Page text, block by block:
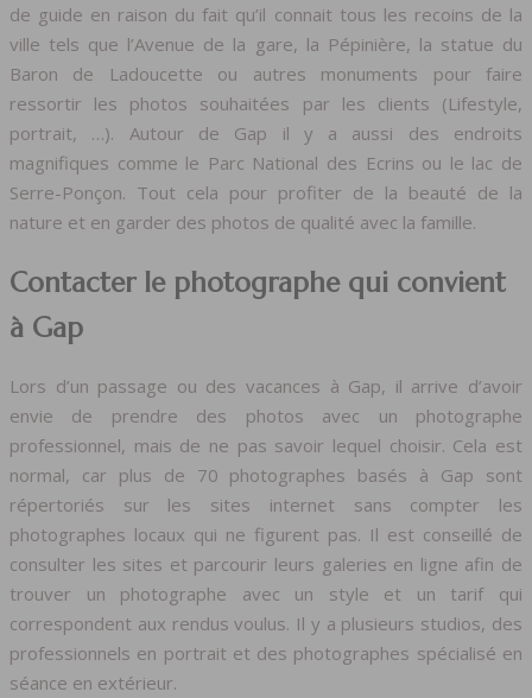
de guide en raison du fait qu’il connait tous les recoins de la
ville tels que l’Avenue de la gare, la Pépinière, la statue du
Baron de Ladoucette ou autres monuments pour faire
ressortir les photos souhaitées par les clients (Lifestyle,
portrait, …). Autour de Gap il y a aussi des endroits
magnifiques comme le Parc National des Ecrins ou le lac de
Serre-Ponçon. Tout cela pour profiter de la beauté de la
nature et en garder des photos de qualité avec la famille.
Contacter le photographe qui convient
à Gap
Lors d’un passage ou des vacances à Gap, il arrive d’avoir
envie de prendre des photos avec un photographe
professionnel, mais de ne pas savoir lequel choisir. Cela est
normal, car plus de 70 photographes basés à Gap sont
répertoriés sur les sites internet sans compter les
photographes locaux qui ne figurent pas. Il est conseillé de
consulter les sites et parcourir leurs galeries en ligne afin de
trouver un photographe avec un style et un tarif qui
correspondent aux rendus voulus. Il y a plusieurs studios, des
professionnels en portrait et des photographes spécialisé en
séance en extérieur.